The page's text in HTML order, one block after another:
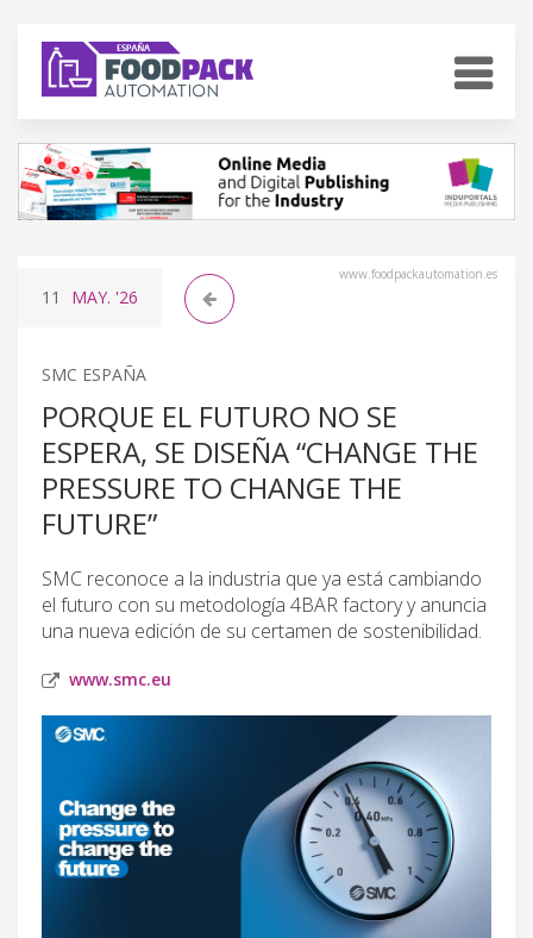
www.foodpackautomation.es
11 MAY. '26
SMC ESPAÑA
PORQUE EL FUTURO NO SE
ESPERA, SE DISEÑA “CHANGE THE
PRESSURE TO CHANGE THE
FUTURE”
SMC reconoce a la industria que ya está cambiando
el futuro con su metodología 4BAR factory y anuncia
una nueva edición de su certamen de sostenibilidad.
www.smc.eu